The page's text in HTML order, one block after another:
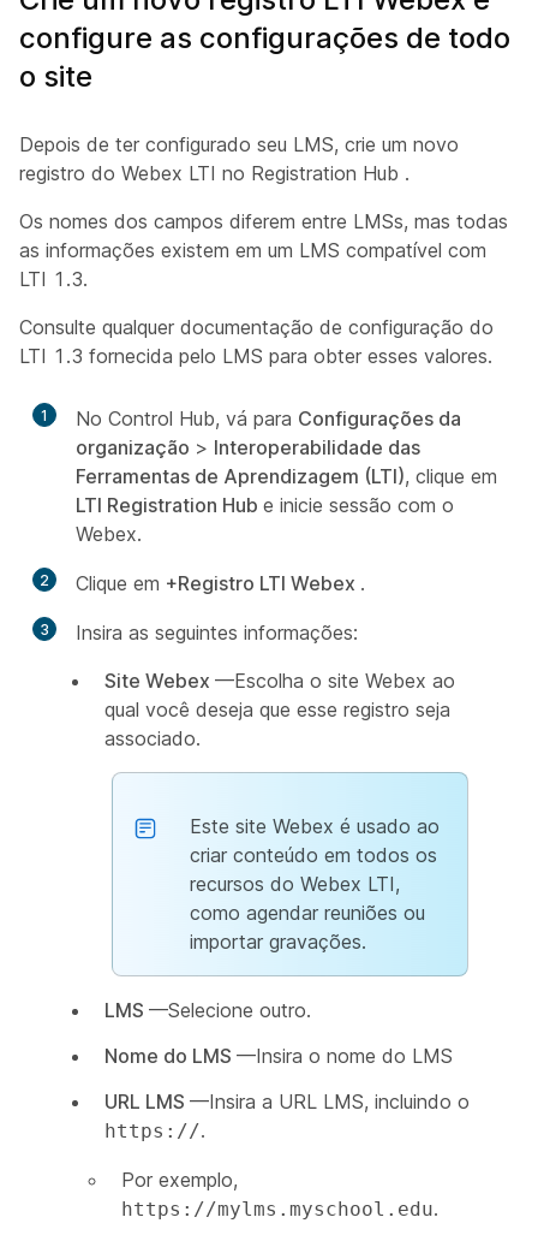
configure as configurações de todo
o site
Depois de ter configurado seu LMS, crie um novo
registro do Webex LTI no Registration Hub .
Os nomes dos campos diferem entre LMSs, mas todas
as informações existem em um LMS compatível com
LTI 1.3.
Consulte qualquer documentação de configuração do
LTI 1.3 fornecida pelo LMS para obter esses valores.
1 No Control Hub, vá para Configurações da
organização > Interoperabilidade das
Ferramentas de Aprendizagem (LTI), clique em
LTI Registration Hub e inicie sessão com o
Webex.
2 Clique em +Registro LTI Webex .
3
Insira as seguintes informações:
Site Webex —Escolha o site Webex ao
qual você deseja que esse registro seja
associado.
Este site Webex é usado ao
criar conteúdo em todos os
recursos do Webex LTI,
como agendar reuniões ou
importar gravações.
LMS —Selecione outro.
Nome do LMS —Insira o nome do LMS
URL LMS —Insira a URL LMS, incluindo o
https://.
Por exemplo,
https://mylms.myschool.edu.